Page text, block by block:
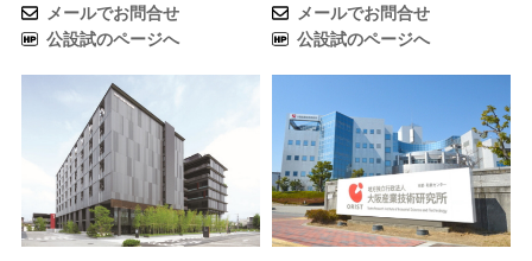
メールでお問合せ
公設試のページへ
メールでお問合せ
公設試のページへ